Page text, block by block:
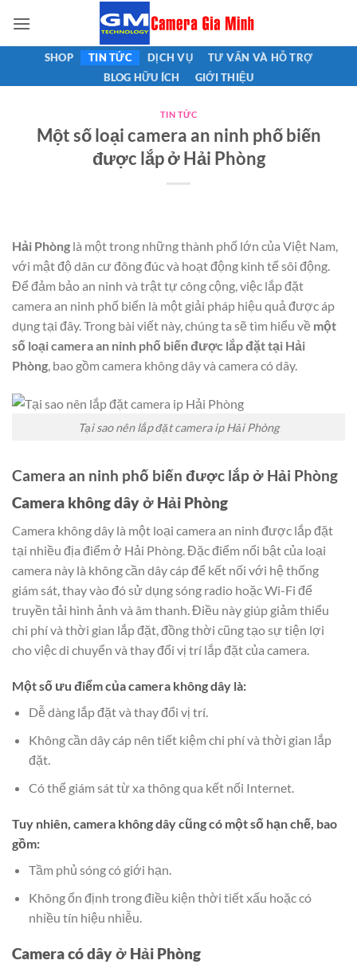
qua
nội
SHOP TIN TỨC DỊCH VỤ
TƯ VẤN VÀ HỖ TRỢ
BLOG HỮU ÍCH
GIỚI THIỆU
TIN TỨC
Một số loại camera an ninh phố biến
được lắp ở Hải Phòng
Hải Phòng là một trong những thành phố lớn của Việt Nam,
với mật độ dân cư đông đúc và hoạt động kinh tế sôi động.
Để đảm bảo an ninh và trật tự công cộng, việc lắp đặt
camera an ninh phố biến là một giải pháp hiệu quả được áp
dụng tại đây. Trong bài viết này, chúng ta sẽ tìm hiểu về một
số loại camera an ninh phố biến được lắp đặt tại Hải
Phòng , bao gồm camera không dây và camera có dây.
Tại sao nên lắp đặt camera ip Hải Phòng
Camera an ninh phố biến được lắp ở Hải Phòng
Camera không dây ở Hải Phòng
Camera không dây là một loại camera an ninh được lắp đặt
tại nhiều địa điểm ở Hải Phòng. Đặc điểm nổi bật của loại
camera này là không cần dây cáp để kết nối với hệ thống
giám sát, thay vào đó sử dụng sóng radio hoặc Wi-Fi để
truyền tải hình ảnh và âm thanh. Điều này giúp giảm thiểu
chi phí và thời gian lắp đặt, đồng thời cũng tạo sự tiện lợi
cho việc di chuyển và thay đổi vị trí lắp đặt của camera.
Một số ưu điểm của camera không dây là:
Dễ dàng lắp đặt và thay đổi vị trí.
Không cần dây cáp nên tiết kiệm chi phí và thời gian lắp
đặt.
Có thể giám sát từ xa thông qua kết nối Internet.
Tuy nhiên, camera không dây cũng có một số hạn chế, bao
gồm:
Tầm phủ sóng có giới hạn.
Không ổn định trong điều kiện thời tiết xấu hoặc có
nhiều tín hiệu nhiễu.
Camera có dây ở Hải Phòng